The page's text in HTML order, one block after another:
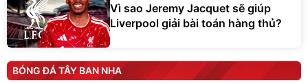
Vì sao Jeremy Jacquet sẽ giúp
Liverpool giải bài toán hàng thủ?
BÓNG ĐÁ TÂY BAN NHA